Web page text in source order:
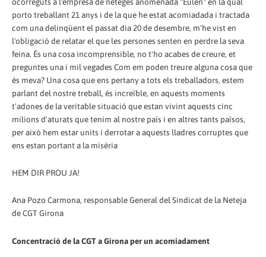
ocorreguts a l'empresa de neteges anomenada "Eulen" en la qual
porto treballant 21 anys i de la que he estat acomiadada i tractada
com una delinqüent el passat dia 20 de desembre, m'he vist en
l'obligació de relatar el que les persones senten en perdre la seva
feina. És una cosa incomprensible, no t'ho acabes de creure, et
preguntes una i mil vegades Com em poden treure alguna cosa que
és meva? Una cosa que ens pertany a tots els treballadors, estem
parlant del nostre treball, és increïble, en aquests moments
t'adones de la veritable situació que estan vivint aquests cinc
milions d'aturats que tenim al nostre país i en altres tants països,
per això hem estar units i derrotar a aquests lladres corruptes que
ens estan portant a la misèria
HEM DIR PROU JA!
Ana Pozo Carmona, responsable General del Sindicat de la Neteja
de CGT Girona
Concentració de la CGT a Girona per un acomiadament